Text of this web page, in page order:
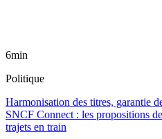
6min
Politique
Harmonisation des titres, garantie
SNCF Connect : les propositions
trajets en train